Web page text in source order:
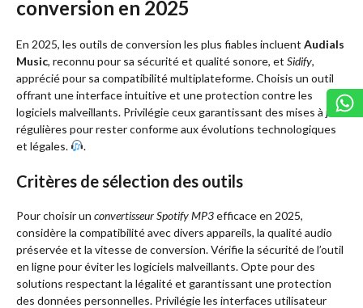
conversion en 2025
En 2025, les outils de conversion les plus fiables incluent Audials
Music, reconnu pour sa sécurité et qualité sonore, et Sidify,
apprécié pour sa compatibilité multiplateforme. Choisis un outil
offrant une interface intuitive et une protection contre les
logiciels malveillants. Privilégie ceux garantissant des mises à jour
régulières pour rester conforme aux évolutions technologiques
et légales.
.
Critères de sélection des outils
Pour choisir un convertisseur Spotify MP3efficace en 2025,
considère la compatibilité avec divers appareils, la qualité audio
préservée et la vitesse de conversion. Vérifie la sécurité de l’outil
en ligne pour éviter les logiciels malveillants. Opte pour des
solutions respectant la légalité et garantissant une protection
des données personnelles. Privilégie les interfaces utilisateur